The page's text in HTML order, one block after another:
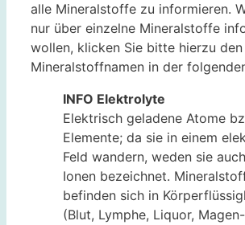
alle Mineralstoffe zu informieren.
nur über einzelne Mineralstoffe
wollen, klicken Sie bitte hierzu
Mineralstoffnamen in der
INFO Elektrolyte
Elektrisch geladene Atome
Elemente; da sie in einem
Feld wandern, weden sie
Ionen bezeichnet.
befinden sich in
(Blut, Lymphe, Liquor,